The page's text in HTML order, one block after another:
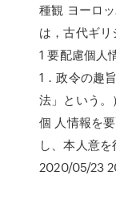
種観 ヨーロ
は，古代ギ
1 要配慮個人
1．政令の趣
法」という。
個 人情報を
し、本人意
2020/05/23